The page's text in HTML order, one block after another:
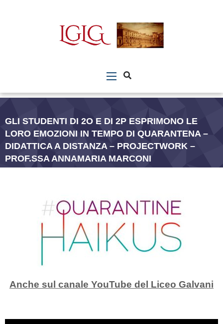
GLI STUDENTI DI 2O E DI 2P ESPRIMONO LE
LORO EMOZIONI IN TEMPO DI QUARANTENA –
DIDATTICA A DISTANZA – PROJECTWORK –
PROF.SSA ANNAMARIA MARCONI
Anche sul canale YouTube del Liceo Galvani